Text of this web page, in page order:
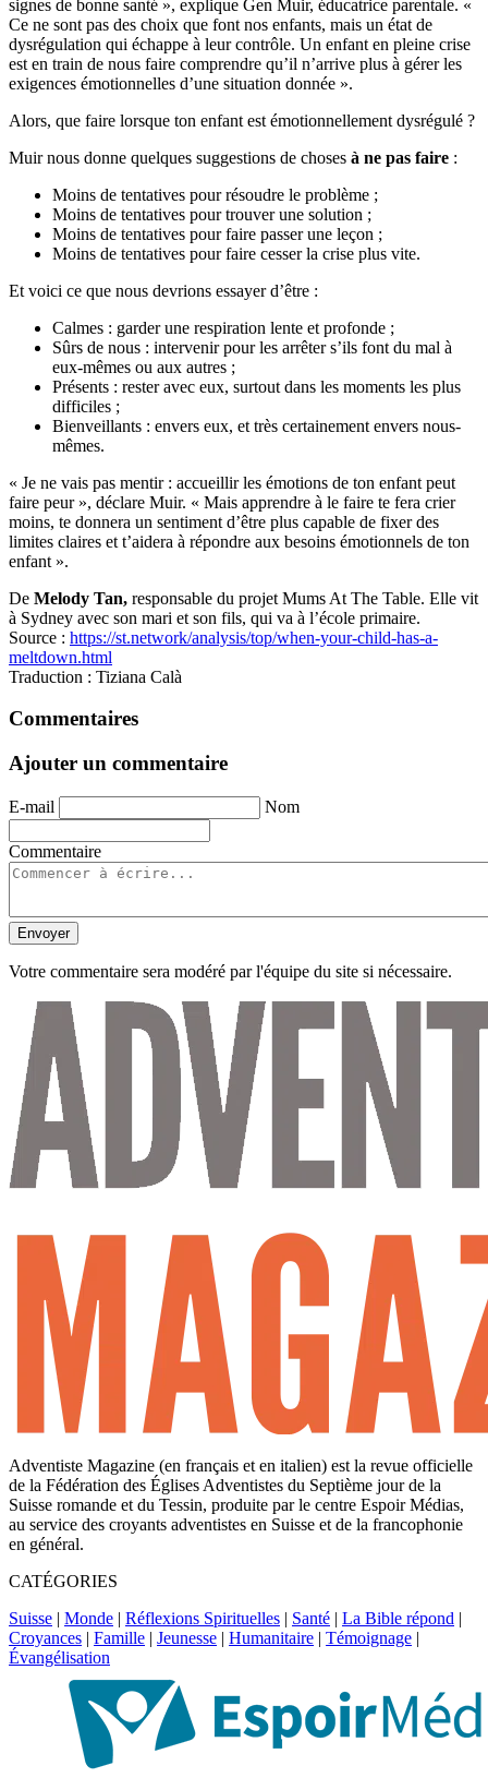
signes de bonne santé », explique Gen Muir, éducatrice parentale. «
Ce ne sont pas des choix que font nos enfants, mais un état de
dysrégulation qui échappe à leur contrôle. Un enfant en pleine crise
est en train de nous faire comprendre qu’il n’arrive plus à gérer les
exigences émotionnelles d’une situation donnée ».
Alors, que faire lorsque ton enfant est émotionnellement dysrégulé ?
Muir nous donne quelques suggestions de choses à ne pas faire :
Moins de tentatives pour résoudre le problème ;
Moins de tentatives pour trouver une solution ;
Moins de tentatives pour faire passer une leçon ;
Moins de tentatives pour faire cesser la crise plus vite.
Et voici ce que nous devrions essayer d’être :
Calmes : garder une respiration lente et profonde ;
Sûrs de nous : intervenir pour les arrêter s’ils font du mal à
eux-mêmes ou aux autres ;
Présents : rester avec eux, surtout dans les moments les plus
difficiles ;
Bienveillants : envers eux, et très certainement envers nous-
mêmes.
« Je ne vais pas mentir : accueillir les émotions de ton enfant peut
faire peur », déclare Muir. « Mais apprendre à le faire te fera crier
moins, te donnera un sentiment d’être plus capable de fixer des
limites claires et t’aidera à répondre aux besoins émotionnels de ton
enfant ».
De Melody Tan, responsable du projet Mums At The Table. Elle vit
à Sydney avec son mari et son fils, qui va à l’école primaire.
Source : https://st.network/analysis/top/when-your-child-has-a-
meltdown.html
Traduction : Tiziana Calà
Commentaires
Ajouter un commentaire
E-mail Nom
Commentaire
Envoyer
Votre commentaire sera modéré par l'équipe du site si nécessaire.
Adventiste Magazine (en français et en italien) est la revue officielle
de la Fédération des Églises Adventistes du Septième jour de la
Suisse romande et du Tessin, produite par le centre Espoir Médias,
au service des croyants adventistes en Suisse et de la francophonie
en général.
CATÉGORIES
Suisse | Monde | Réflexions Spirituelles | Santé | La Bible répond |
Croyances | Famille | Jeunesse | Humanitaire | Témoignage |
Évangélisation